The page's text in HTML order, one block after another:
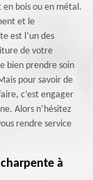
en bois ou en métal.
et le
est l’un des
de votre
bien prendre soin
pour savoir de
c’est engager
Alors n’hésitez
rendre service
à